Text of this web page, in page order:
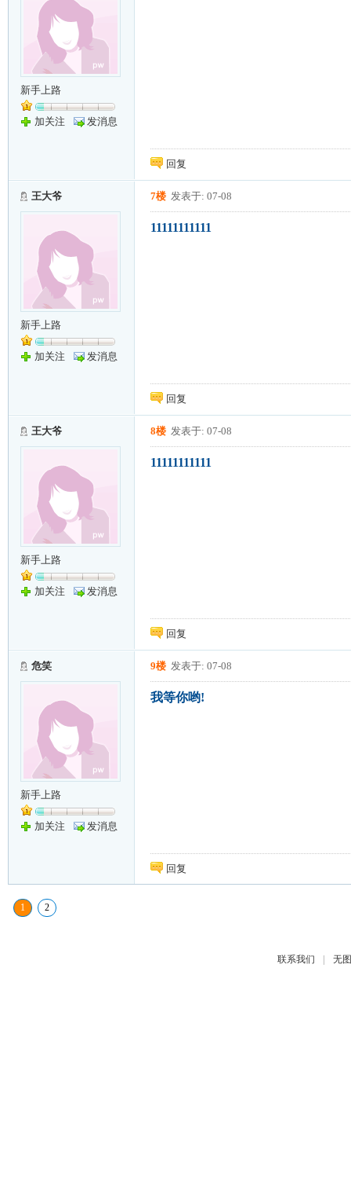
新手上路
加关注 发消息
回复
王大爷
新手上路
加关注 发消息
7楼 发表于: 07-08
11111111111
回复
王大爷
新手上路
加关注 发消息
8楼 发表于: 07-08
11111111111
回复
危笑
新手上路
加关注 发消息
9楼 发表于: 07-08
我等你哟!
回复
1 2
联系我们 | 无